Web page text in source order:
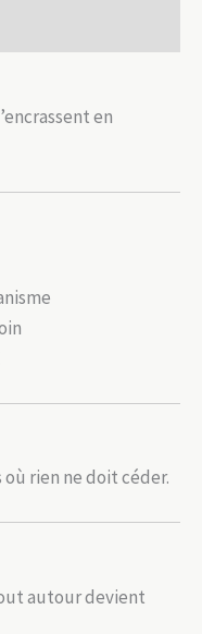
en
rien ne doit céder.
autour devient